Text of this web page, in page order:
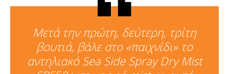
Μετά την πρώτη, δεύτερη, τρίτη
βουτιά, βάλε στο «παιχνίδι» το
αντηλιακό Sea Side Spray Dry Mist